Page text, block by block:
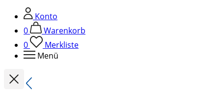
Konto
0
Warenkorb
0
Merkliste
Menü